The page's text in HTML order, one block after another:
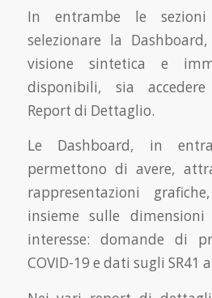
In entrambe le
selezionare la
visione sintetica e
disponibili, sia
Report di Dettaglio.
Le Dashboard, in
permettono di avere,
rappresentazioni
insieme sulle
interesse: domande di
COVID-19 e dati sugli SR41